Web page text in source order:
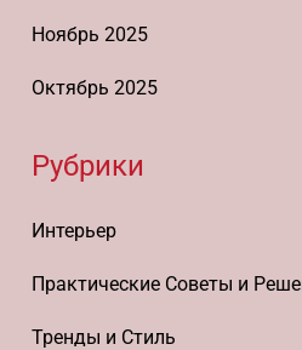
Ноябрь 2025
Октябрь 2025
Рубрики
Интерьер
Практические Советы и
Тренды и Стиль